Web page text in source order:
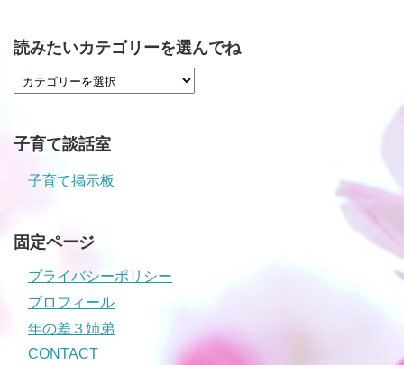
読みたいカテゴリーを選んでね
子育て談話室
子育て掲示板
固定ページ
プライバシーポリシー
プロフィール
年の差３姉弟
CONTACT